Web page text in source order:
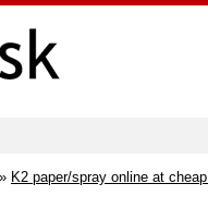
» K2 paper/spray online at